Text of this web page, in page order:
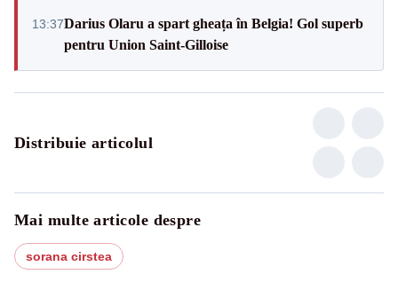
13:37Darius Olaru a spart gheața în Belgia! Gol superb
pentru Union Saint-Gilloise
Distribuie articolul
Mai multe articole despre
sorana cirstea